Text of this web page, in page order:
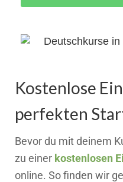
Kostenlose
perfekten
Bevor du mit deinem
zu einer kostenlosen
online. So finden wir